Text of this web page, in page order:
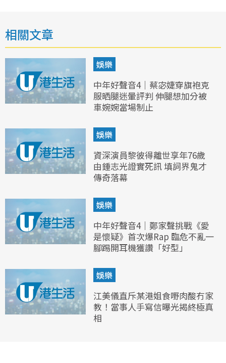
相關文章
娛樂
中年好聲音4｜蔡宓婕穿旗袍克
服晒腿迷暈評判 伸腿想加分被
車婉婉當場制止
娛樂
資深演員黎彼得離世享年76歲
由鍾志光證實死訊 填詞界鬼才
傳奇落幕
娛樂
中年好聲音4｜鄭家聲挑戰《愛
是懷疑》首次爆Rap 臨危不亂一
腳踢開耳機獲讚「好型」
娛樂
江美儀直斥某港姐食嘢肉酸冇家
教！當事人手寫信曝光揭終極真
相